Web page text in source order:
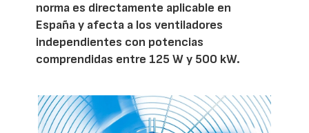
norma es directamente aplicable en
España y afecta a los ventiladores
independientes con potencias
comprendidas entre 125 W y 500 kW.